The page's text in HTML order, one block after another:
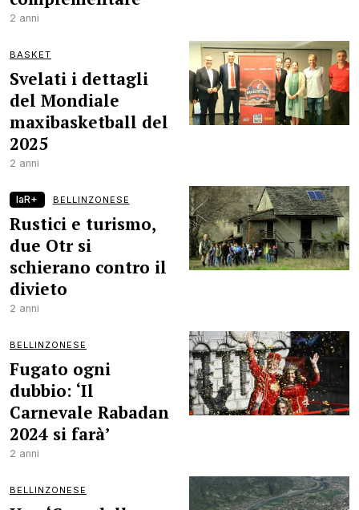
2 anni
BASKET
Svelati i dettagli
del Mondiale
maxibasketball del
2025
2 anni
laR+ BELLINZONESE
Rustici e turismo,
due Otr si
schierano contro il
divieto
2 anni
BELLINZONESE
Fugato ogni
dubbio: ‘Il
Carnevale Rabadan
2024 si farà’
2 anni
BELLINZONESE